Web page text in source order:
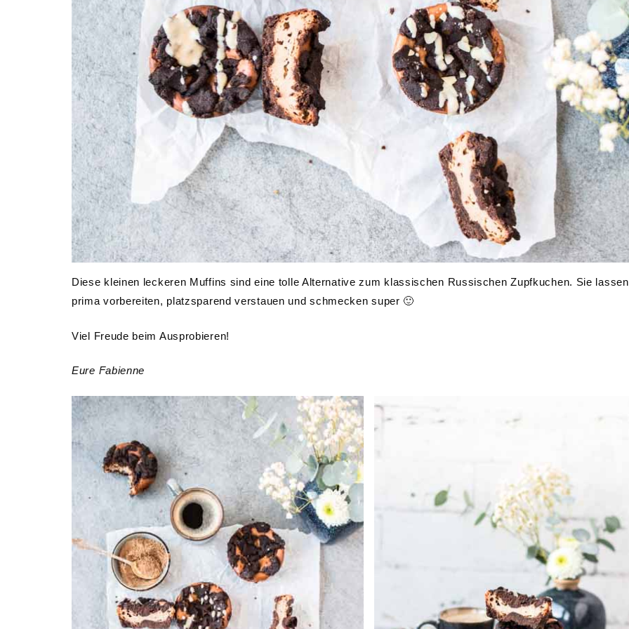
Diese kleinen leckeren Muffins sind eine tolle Alternative zum klassischen Russischen Zupfkuchen. Sie
prima vorbereiten, platzsparend verstauen und schmecken super 🙂
Viel Freude beim Ausprobieren!
Eure Fabienne